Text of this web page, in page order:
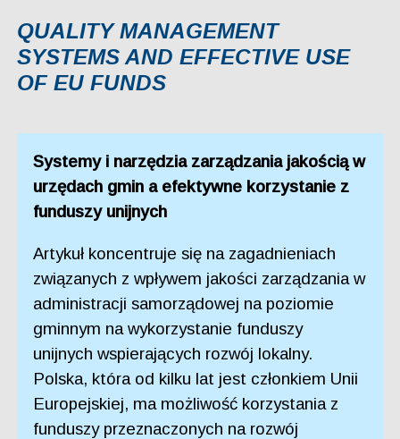
QUALITY MANAGEMENT
SYSTEMS AND EFFECTIVE USE
OF EU FUNDS
Systemy i narzędzia zarządzania jakością w
urzędach gmin a efektywne korzystanie z
funduszy unijnych
Artykuł koncentruje się na zagadnieniach
związanych z wpływem jakości zarządzania w
administracji samorządowej na poziomie
gminnym na wykorzystanie funduszy
unijnych wspierających rozwój lokalny.
Polska, która od kilku lat jest członkiem Unii
Europejskiej, ma możliwość korzystania z
funduszy przeznaczonych na rozwój